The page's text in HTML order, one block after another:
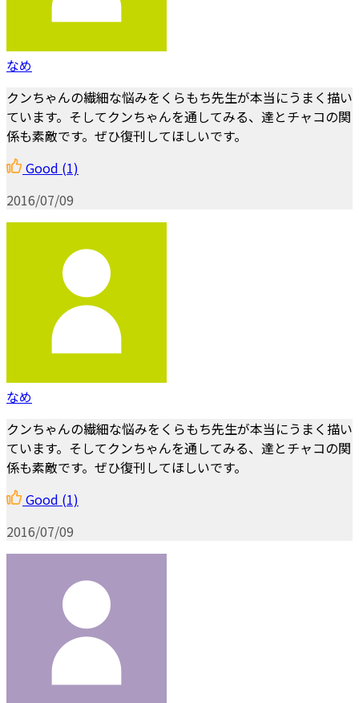
なめ
クンちゃんの繊細な悩みをくらもち先生が本当にうまく描い
ています。そしてクンちゃんを通してみる、達とチャコの関
係も素敵です。ぜひ復刊してほしいです。
Good (1)
2016/07/09
なめ
クンちゃんの繊細な悩みをくらもち先生が本当にうまく描い
ています。そしてクンちゃんを通してみる、達とチャコの関
係も素敵です。ぜひ復刊してほしいです。
Good (1)
2016/07/09